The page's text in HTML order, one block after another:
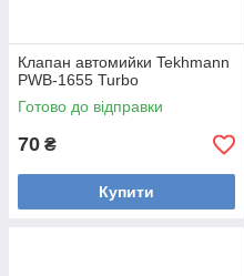
Клапан автомийки Tekhmann
PWB-1655 Turbo
Готово до відправки
70 ₴
Купити